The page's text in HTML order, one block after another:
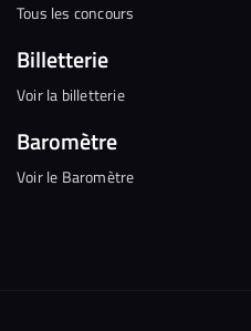
Tous les concours
Billetterie
Voir la billetterie
Baromètre
Voir le Baromètre